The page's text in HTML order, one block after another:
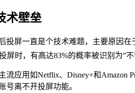
术壁垒
投屏一直是个技术难题，主要原因
屏时，有高达83%的概率被识别为”不
流应用如Netflix、Disney+和
号离不开投屏功能。